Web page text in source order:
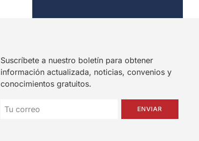
Suscríbete a nuestro boletín para obtener
información actualizada, noticias, convenios y
conocimientos gratuitos.
ENVIAR